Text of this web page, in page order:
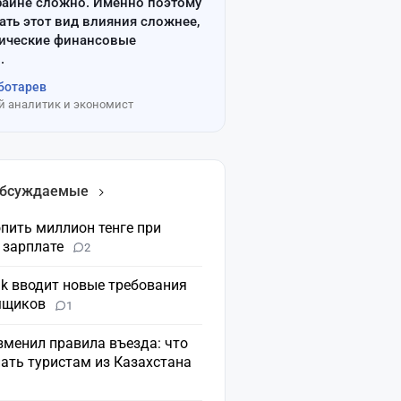
этот вид влияния сложнее,
финансовые
аналитик и экономист
миллион тенге при
2
вводит новые требования
1
правила въезда: что
туристам из Казахстана